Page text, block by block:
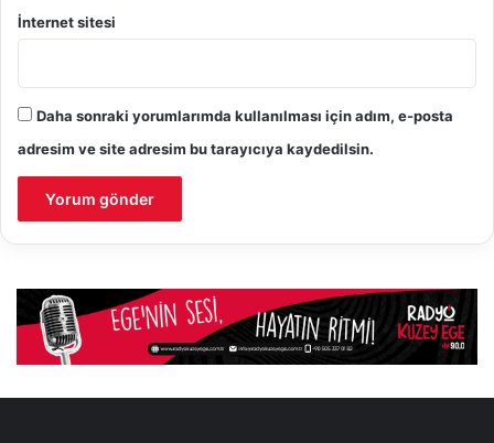
İnternet sitesi
Daha sonraki yorumlarımda kullanılması için adım, e-posta
adresim ve site adresim bu tarayıcıya kaydedilsin.